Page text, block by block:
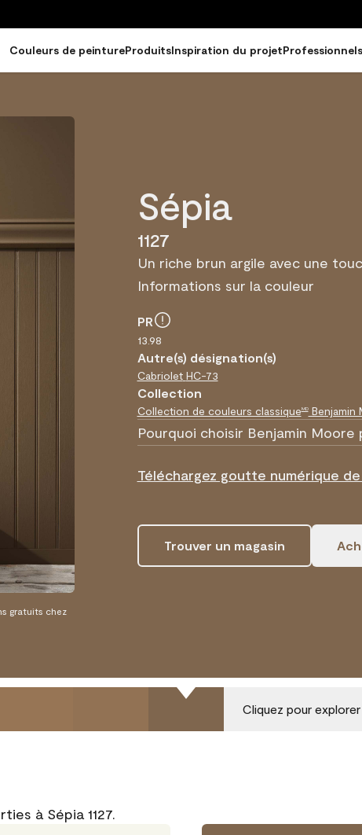
Couleurs de peintureProduitsInspiration du projetProfessionnels
Sépia
1127
Un riche brun argile avec une
Informations sur la couleur
PR
13.98
Autre(s) désignation(s)
Cabriolet HC-73
Collection
Collection de couleurs classiqueMDBenjamin
Pourquoi choisir Benjamin Moore
Téléchargez goutte numérique de
Trouver un magasin
gratuits chez
Cliquez pour
à Sépia 1127.